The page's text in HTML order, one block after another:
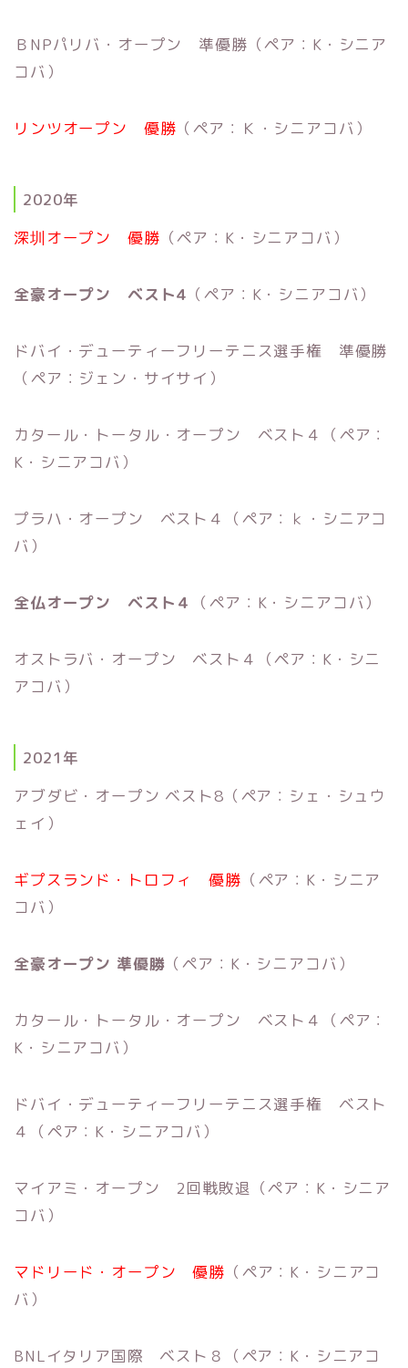
ＢNPパリバ・オープン 準優勝（ペア：K・シニア
コバ）
リンツオープン 優勝 （ペア：Ｋ・シニアコバ）
2020年
深圳オープン 優勝 （ペア：K・シニアコバ）
全豪オープン ベスト4 （ペア：K・シニアコバ）
ドバイ・デューティーフリーテニス選手権 準優勝
（ペア：ジェン・サイサイ）
カタール・トータル・オープン ベスト４（ペア：
K・シニアコバ）
プラハ・オープン ベスト４（ペア：ｋ・シニアコ
バ）
全仏オープン ベスト４ （ペア：K・シニアコバ）
オストラバ・オープン ベスト４（ペア：K・シニ
アコバ）
2021年
アブダビ・オープン ベスト8（ペア：シェ・シュウ
ェイ）
ギプスランド・トロフィ 優勝 （ペア：K・シニア
コバ）
全豪オープン 準優勝 （ペア：K・シニアコバ）
カタール・トータル・オープン ベスト４（ペア：
K・シニアコバ）
ドバイ・デューティーフリーテニス選手権 ベスト
４（ペア：K・シニアコバ）
マイアミ・オープン 2回戦敗退（ペア：K・シニア
コバ）
マドリード・オープン 優勝 （ペア：K・シニアコ
バ）
BNLイタリア国際 ベスト８（ペア：K・シニアコ